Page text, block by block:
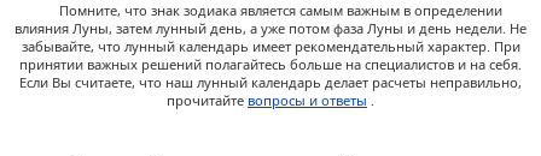
Помните, что знак зодиака является самым важным в определении
влияния Луны, затем лунный день, а уже потом фаза Луны и день недели. Не
забывайте, что лунный календарь имеет рекомендательный характер. При
принятии важных решений полагайтесь больше на специалистов и на себя.
Если Вы считаете, что наш лунный календарь делает расчеты неправильно,
прочитайте вопросы и ответы .